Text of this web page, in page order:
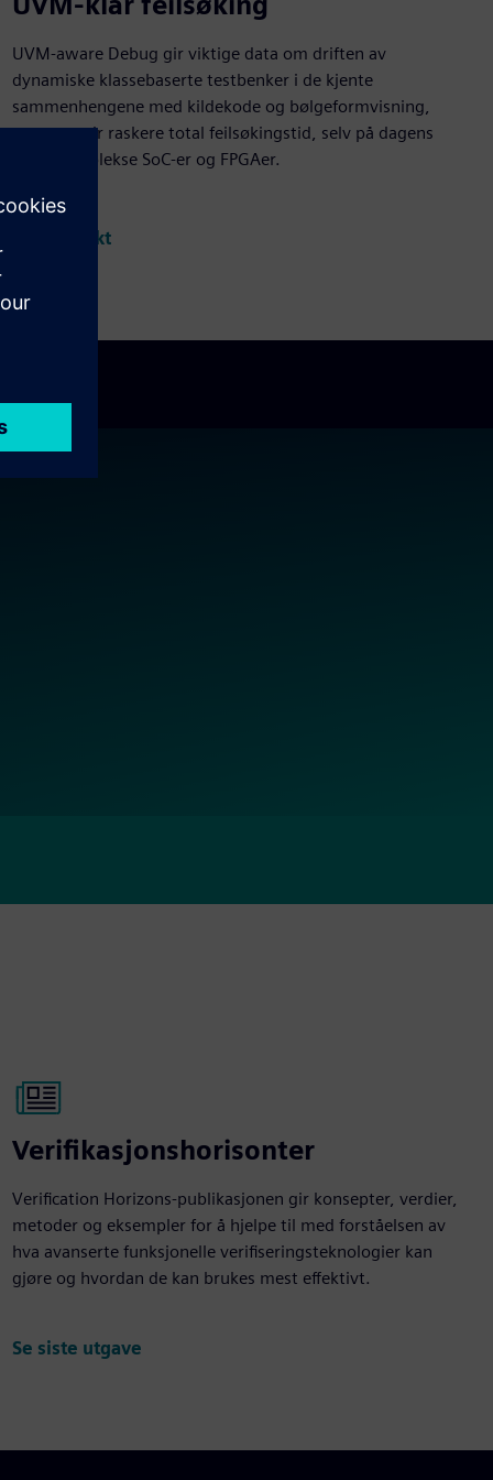
UVM-aware Debug gir viktige data om driften av
dynamiske klassebaserte testbenker i de kjente
sammenhengene med kildekode og bølgeformvisning,
noe som gir raskere total feilsøkingstid, selv på dagens
mest komplekse SoC-er og FPGAer.
Vis produkt
Verifikasjonshorisonter
Verification Horizons-publikasjonen gir konsepter, verdier,
metoder og eksempler for å hjelpe til med forståelsen av
hva avanserte funksjonelle verifiseringsteknologier kan
gjøre og hvordan de kan brukes mest effektivt.
Se siste utgave